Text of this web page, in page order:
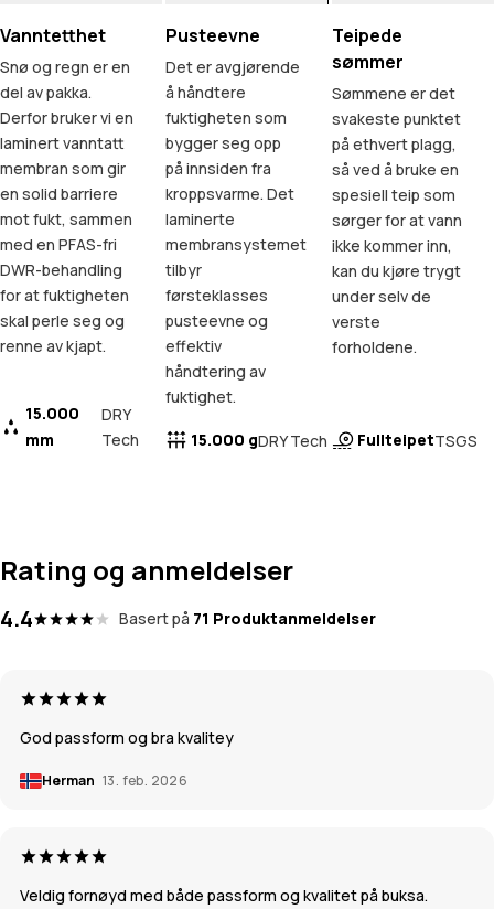
Vanntetthet
Snø og regn er en
del av pakka.
Derfor bruker vi en
laminert vanntatt
membran som gir
en solid barriere
mot fukt, sammen
med en PFAS-fri
DWR-behandling
for at fuktigheten
skal perle seg og
renne av kjapt.
15.000
mm
DRY
Tech
Pusteevne
Det er avgjørende
å håndtere
fuktigheten som
bygger seg opp
på innsiden fra
kroppsvarme. Det
laminerte
membransystemet
tilbyr
førsteklasses
pusteevne og
effektiv
håndtering av
fuktighet.
15.000 gDRY Tech
Teipede
sømmer
Sømmene er det
svakeste punktet
på ethvert plagg,
så ved å bruke en
spesiell teip som
sørger for at vann
ikke kommer inn,
kan du kjøre trygt
under selv de
verste
forholdene.
FullteipetTSGS
Rating og anmeldelser
4.4 Basert på 71 Produktanmeldelser
God passform og bra kvalitey
Herman 13. feb. 2026
Veldig fornøyd med både passform og kvalitet på buksa.